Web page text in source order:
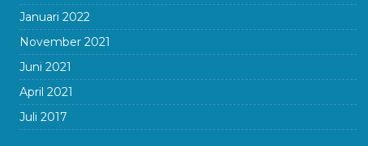
Januari 2022
November 2021
Juni 2021
April 2021
Juli 2017